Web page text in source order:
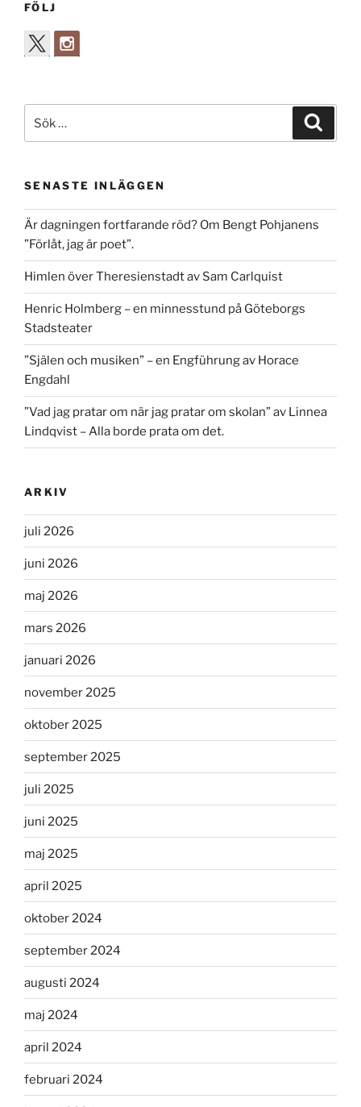
FÖLJ
efter:
SENASTE INLÄGGEN
Är dagningen fortfarande röd? Om Bengt Pohjanens
”Förlåt, jag är poet”.
Himlen över Theresienstadt av Sam Carlquist
Henric Holmberg – en minnesstund på Göteborgs
Stadsteater
”Själen och musiken” – en Engführung av Horace
Engdahl
”Vad jag pratar om när jag pratar om skolan” av Linnea
Lindqvist – Alla borde prata om det.
ARKIV
juli 2026
juni 2026
maj 2026
mars 2026
januari 2026
november 2025
oktober 2025
september 2025
juli 2025
juni 2025
maj 2025
april 2025
oktober 2024
september 2024
augusti 2024
maj 2024
april 2024
februari 2024